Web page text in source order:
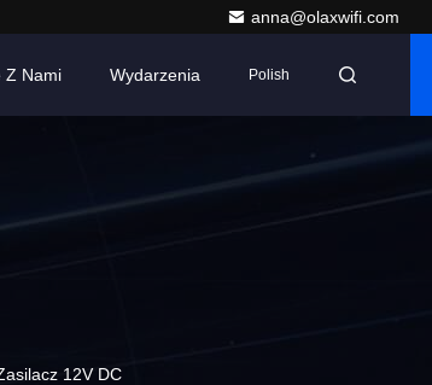
anna@olaxwifi.com
Z Nami Wydarzenia Polish
12V DC